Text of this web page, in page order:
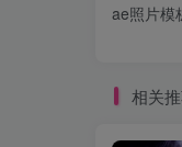
ae照片模
相关